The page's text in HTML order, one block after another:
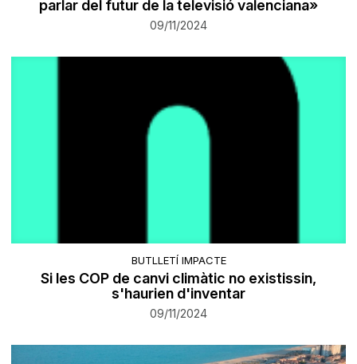
parlar del futur de la televisió valenciana»
09/11/2024
BUTLLETÍ IMPACTE
Si les COP de canvi climàtic no existissin,
s'haurien d'inventar
09/11/2024